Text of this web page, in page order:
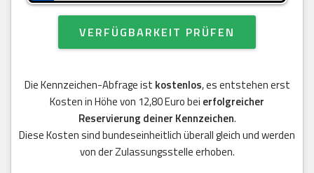
VERFÜGBARKEIT PRÜFEN
Die Kennzeichen-Abfrage ist kostenlos, es entstehen erst
Kosten in Höhe von 12,80 Euro bei erfolgreicher
Reservierung deiner Kennzeichen.
Diese Kosten sind bundeseinheitlich überall gleich und werden
von der Zulassungsstelle erhoben.